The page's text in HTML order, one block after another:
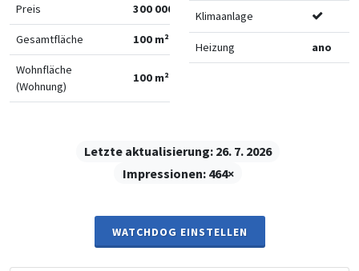
Preis 300 000 €
Gesamtfläche 100 m²
Wohnfläche
(Wohnung)
100 m²
Klimaanlage
Heizung ano
Letzte aktualisierung: 26. 7. 2026
Impressionen: 464×
WATCHDOG EINSTELLEN